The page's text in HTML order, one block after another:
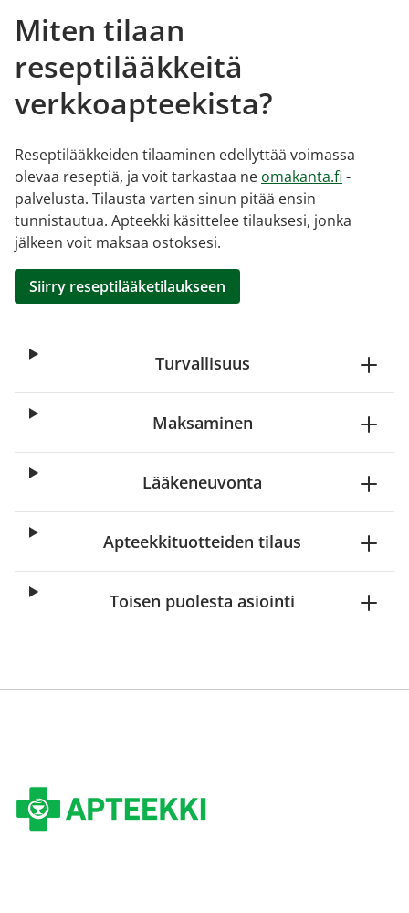
Miten tilaan
reseptilääkkeitä
verkkoapteekista?
Reseptilääkkeiden tilaaminen edellyttää voimassa
olevaa reseptiä, ja voit tarkastaa ne omakanta.fi -
palvelusta. Tilausta varten sinun pitää ensin
tunnistautua. Apteekki käsittelee tilauksesi, jonka
jälkeen voit maksaa ostoksesi.
Siirry reseptilääketilaukseen
Turvallisuus
Maksaminen
Lääkeneuvonta
Apteekkituotteiden tilaus
Toisen puolesta asiointi